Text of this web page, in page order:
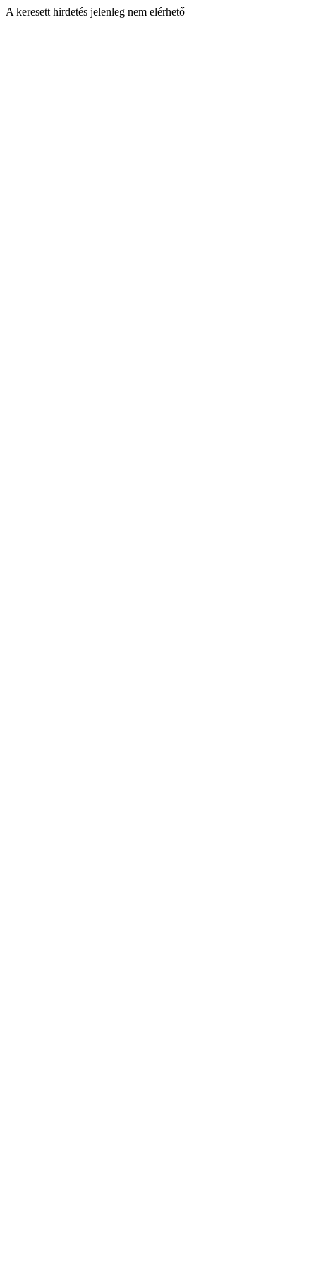
A keresett hirdetés jelenleg nem elérhető